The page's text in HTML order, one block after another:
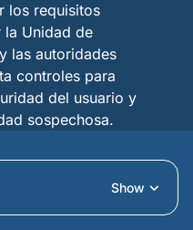
los requisitos
la Unidad de
las autoridades
controles para
del usuario y
sospechosa.
Show